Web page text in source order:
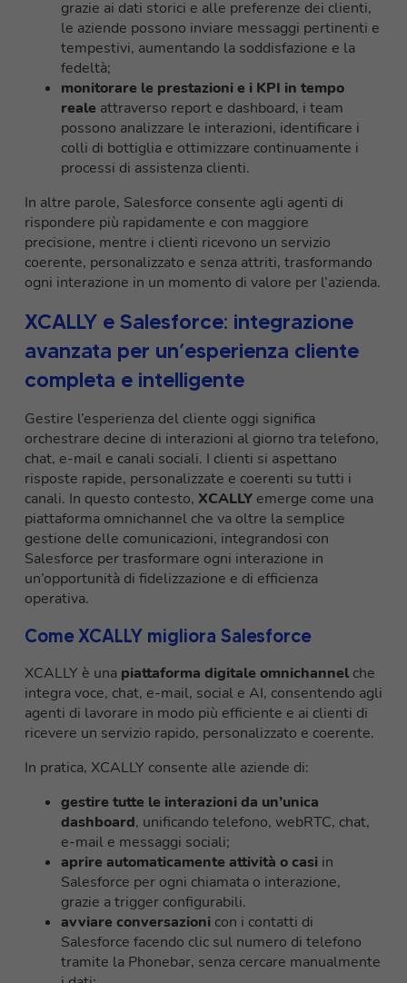
grazie ai dati storici e alle preferenze dei clienti,
le aziende possono inviare messaggi pertinenti e
tempestivi, aumentando la soddisfazione e la
fedeltà;
monitorare le prestazioni e i KPI in tempo
reale attraverso report e dashboard, i team
possono analizzare le interazioni, identificare i
colli di bottiglia e ottimizzare continuamente i
processi di assistenza clienti.
In altre parole, Salesforce consente agli agenti di
rispondere più rapidamente e con maggiore
precisione, mentre i clienti ricevono un servizio
coerente, personalizzato e senza attriti, trasformando
ogni interazione in un momento di valore per l’azienda.
XCALLY e Salesforce: integrazione
avanzata per un’esperienza cliente
completa e intelligente
Gestire l’esperienza del cliente oggi significa
orchestrare decine di interazioni al giorno tra telefono,
chat, e-mail e canali sociali. I clienti si aspettano
risposte rapide, personalizzate e coerenti su tutti i
canali. In questo contesto, XCALLY emerge come una
piattaforma omnichannel che va oltre la semplice
gestione delle comunicazioni, integrandosi con
Salesforce per trasformare ogni interazione in
un’opportunità di fidelizzazione e di efficienza
operativa.
Come XCALLY migliora Salesforce
XCALLY è una piattaforma digitale omnichannel che
integra voce, chat, e-mail, social e AI, consentendo agli
agenti di lavorare in modo più efficiente e ai clienti di
ricevere un servizio rapido, personalizzato e coerente.
In pratica, XCALLY consente alle aziende di:
gestire tutte le interazioni da un’unica
dashboard, unificando telefono, webRTC, chat,
e-mail e messaggi sociali;
aprire automaticamente attività o casi in
Salesforce per ogni chiamata o interazione,
grazie a trigger configurabili.
avviare conversazioni con i contatti di
Salesforce facendo clic sul numero di telefono
tramite la Phonebar, senza cercare manualmente